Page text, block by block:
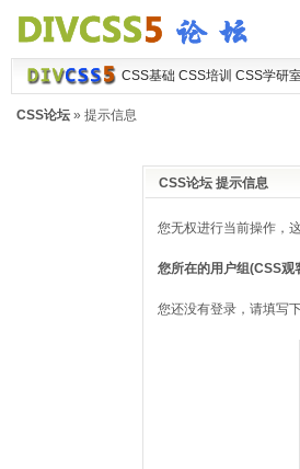
CSS基础 CSS培训 CSS学研
CSS论坛» 提示信息
CSS论坛 提示信息
您无权进行当前操作，
您所在的用户组(CSS观
您还没有登录，请填写